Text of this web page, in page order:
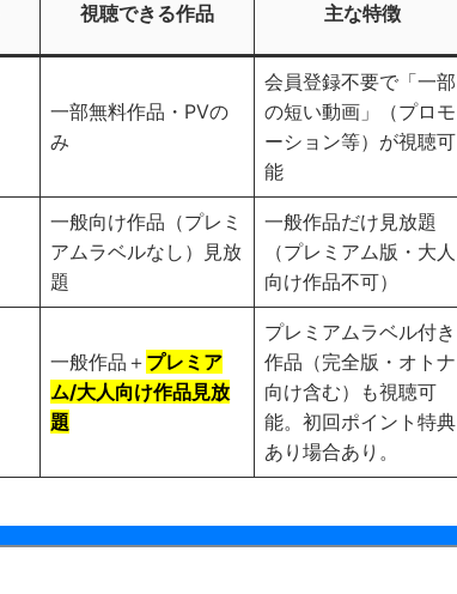
視聴できる作品 主な特徴
一部無料作品・PVの
み
会員登録不要で「一部
の短い動画」（プロモ
ーション等）が視聴可
能
一般向け作品（プレミ
アムラベルなし）見放
題
一般作品だけ見放題
（プレミアム版・大人
向け作品不可）
一般作品＋ プレミア
ム/大人向け作品見放
題
プレミアムラベル付き
作品（完全版・オトナ
向け含む）も視聴可
能。初回ポイント特典
あり場合あり。